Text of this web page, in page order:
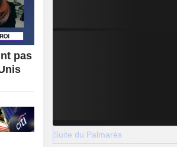
pas
Suite du Palmarès